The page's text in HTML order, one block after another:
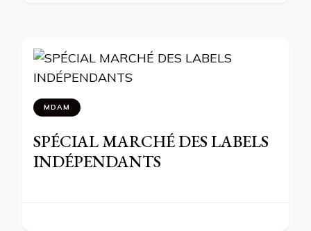
MDAM
SPÉCIAL MARCHÉ DES LABELS
INDÉPENDANTS